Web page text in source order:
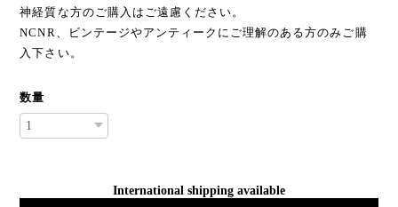
神経質な方のご購入はご遠慮ください。
NCNR、ビンテージやアンティークにご理解のある方のみご購
入下さい。
数量
International shipping available